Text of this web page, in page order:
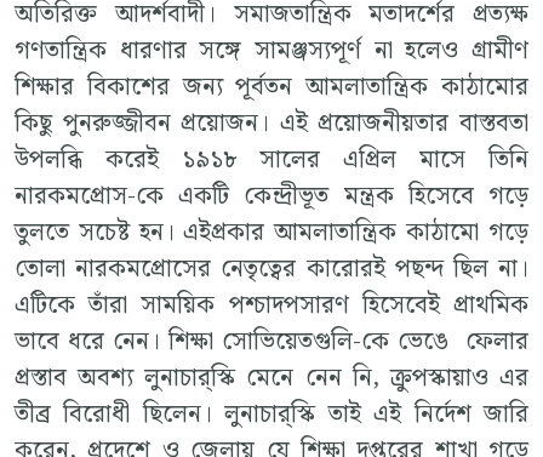
অতিরিক্ত আদর্শবাদী। সমাজতান্ত্রিক মতাদর্শের প্রত্যক্ষ
গণতান্ত্রিক ধারণার সঙ্গে সামঞ্জস্যপূর্ণ না হলেও গ্রামীণ
শিক্ষার বিকাশের জন্য পূর্বতন আমলাতান্ত্রিক কাঠামোর
কিছু পুনরুজ্জীবন প্রয়োজন। এই প্রয়োজনীয়তার বাস্তবতা
উপলব্ধি করেই ১৯১৮ সালের এপ্রিল মাসে তিনি
নারকমপ্রোস-কে একটি কেন্দ্রীভূত মন্ত্রক হিসেবে গড়ে
তুলতে সচেষ্ট হন। এইপ্রকার আমলাতান্ত্রিক কাঠামো গড়ে
তোলা নারকমপ্রোসের নেতৃত্বের কারোরই পছন্দ ছিল না।
এটিকে তাঁরা সাময়িক পশ্চাদপসারণ হিসেবেই প্রাথমিক
ভাবে ধরে নেন। শিক্ষা সোভিয়েতগুলি-কে ভেঙে ফেলার
প্রস্তাব অবশ্য লুনাচার্‌স্কি মেনে নেন নি, ক্রুপস্কায়াও এর
তীব্র বিরোধী ছিলেন। লুনাচার্‌স্কি তাই এই নির্দেশ জারি